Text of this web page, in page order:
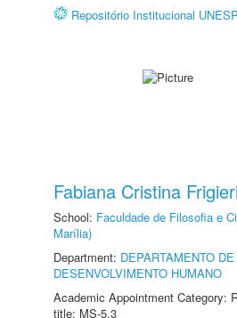
Repositório Institucional UNESP
Fabiana Cristina
School: Faculdade de Filosofia e
Marília)
Department: DEPARTAMENTO
DESENVOLVIMENTO HUMANO
Academic Appointment Category:
title: MS-5.3